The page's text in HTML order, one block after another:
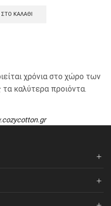
ΚΑΛΆΘΙ
χρόνια στο χώρο των
καλύτερα προιόντα.